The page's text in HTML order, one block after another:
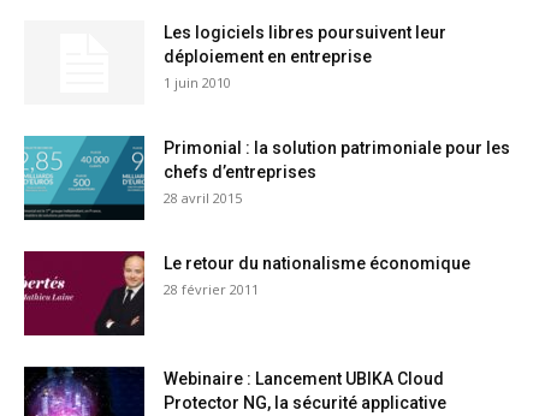
Les logiciels libres poursuivent leur
déploiement en entreprise
1 juin 2010
Primonial : la solution patrimoniale pour les
chefs d’entreprises
28 avril 2015
Le retour du nationalisme économique
28 février 2011
Webinaire : Lancement UBIKA Cloud
Protector NG, la sécurité applicative